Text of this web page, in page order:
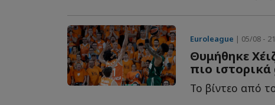
Euroleague | 05/08 -
Θυμήθηκε
πιο